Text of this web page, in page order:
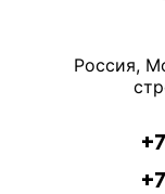
Россия,